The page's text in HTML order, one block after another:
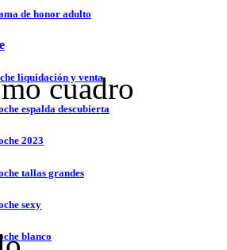
de honor adulto
liquidación y venta
espalda descubierta
2023
tallas grandes
sexy
blanco
cuadro